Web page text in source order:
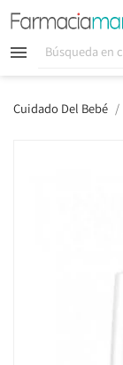
 
Cuidado Del Bebé